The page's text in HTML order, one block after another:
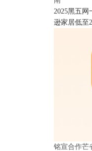
2025黑五网
逊家居低至
铭宣合作芒